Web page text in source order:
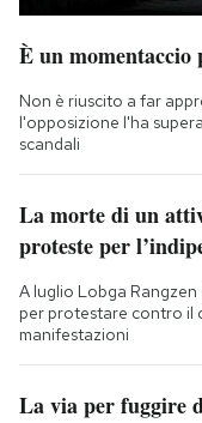
È un
Non è riuscito a far
l'opposizione l'ha
scandali
La morte di un
proteste per
A luglio Lobga
per protestare contro il
manifestazioni
La via per fuggire